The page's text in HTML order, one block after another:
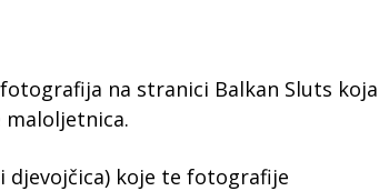
na stranici Balkan Sluts koja
djevojčica) koje te fotografije